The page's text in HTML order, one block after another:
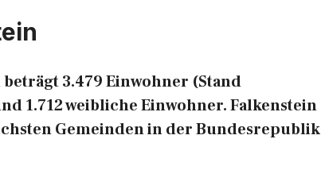
3.479 Einwohner (Stand
1.712 weibliche Einwohner. Falkenstein
Gemeinden in der Bundesrepublik